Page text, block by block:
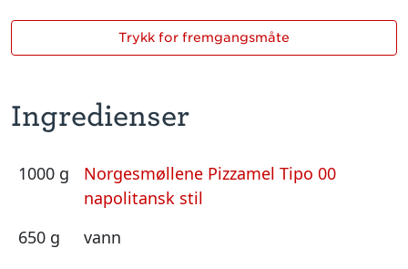
Ingredienser
1000 g
Norgesmøllene Pizzamel Tipo 00
napolitansk stil
650 g
vann
Trykk for fremgangsmåte